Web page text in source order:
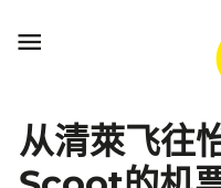

从清萊飞往